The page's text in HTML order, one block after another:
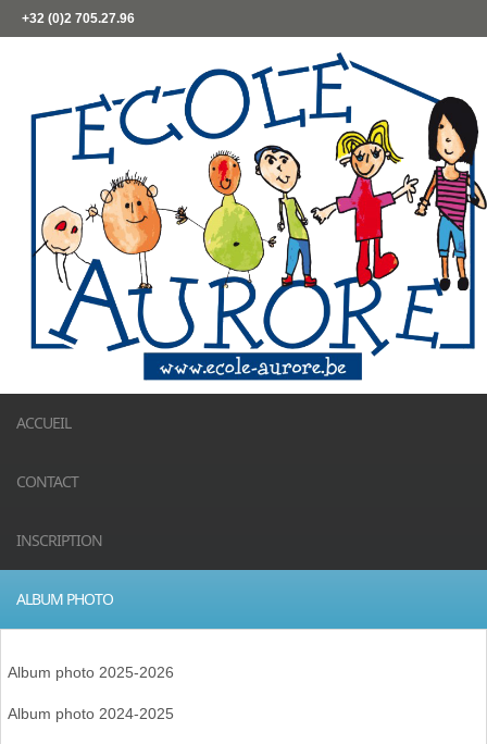
+32 (0)2 705.27.96
ACCUEIL
CONTACT
INSCRIPTION
ALBUM PHOTO
Album photo 2025-2026
Album photo 2024-2025